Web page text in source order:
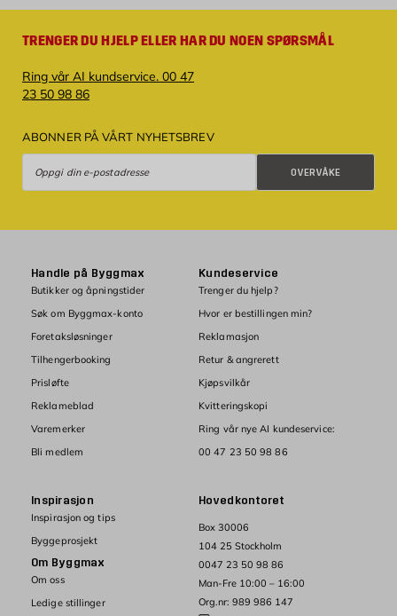
TRENGER DU HJELP ELLER HAR DU NOEN SPØRSMÅL
Ring vår AI kundservice. 00 47
23 50 98 86
ABONNER PÅ VÅRT NYHETSBREV
OVERVÅKE
Hovedkontoret
Box 30006
104 25 Stockholm
0047 23 50 98 86
Man-Fre 10:00 – 16:00
Org.nr: 989 986 147
Handle på Byggmax
Butikker og åpningstider
Søk om Byggmax-konto
Foretaksløsninger
Tilhengerbooking
Prisløfte
Reklameblad
Varemerker
Bli medlem
Kundeservice
Trenger du hjelp?
Hvor er bestillingen min?
Reklamasjon
Retur & angrerett
Kjøpsvilkår
Kvitteringskopi
Ring vår nye AI kundeservice:
00 47 23 50 98 86
Inspirasjon
Inspirasjon og tips
Byggeprosjekt
Om Byggmax
Om oss
Ledige stillinger